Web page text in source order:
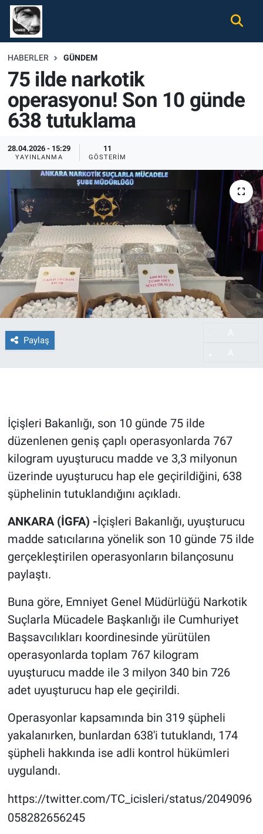
HABERLER GÜNDEM
75 ilde narkotik
operasyonu! Son 10 günde
638 tutuklama
28.04.2026 - 15:29
YAYINLANMA
11
GÖSTERIM
Paylaş
İçişleri Bakanlığı, son 10 günde 75 ilde
düzenlenen geniş çaplı operasyonlarda 767
kilogram uyuşturucu madde ve 3,3 milyonun
üzerinde uyuşturucu hap ele geçirildiğini, 638
şüphelinin tutuklandığını açıkladı.
ANKARA (İGFA) -İçişleri Bakanlığı, uyuşturucu
madde satıcılarına yönelik son 10 günde 75 ilde
gerçekleştirilen operasyonların bilançosunu
paylaştı.
Buna göre, Emniyet Genel Müdürlüğü Narkotik
Suçlarla Mücadele Başkanlığı ile Cumhuriyet
Başsavcılıkları koordinesinde yürütülen
operasyonlarda toplam 767 kilogram
uyuşturucu madde ile 3 milyon 340 bin 726
adet uyuşturucu hap ele geçirildi.
Operasyonlar kapsamında bin 319 şüpheli
yakalanırken, bunlardan 638'i tutuklandı, 174
şüpheli hakkında ise adli kontrol hükümleri
uygulandı.
https://twitter.com/TC_icisleri/status/2049096
058282656245
Gündem
Ekonomi
Spor
Tüm Haberler
Künye
Nöbetçi Eczaneler
Hava Durumu
Namaz Vakitleri
Süper Lig Puan Durumu ve Fikstür
Tüm Manşetler
Son Dakika Haberleri
Haber Arşivi